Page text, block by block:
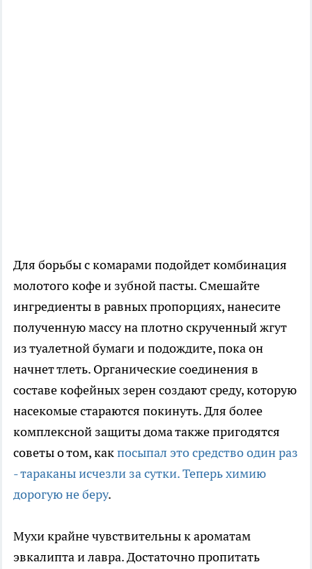
Для борьбы с комарами подойдет комбинация
молотого кофе и зубной пасты. Смешайте
ингредиенты в равных пропорциях, нанесите
полученную массу на плотно скрученный жгут
из туалетной бумаги и подождите, пока он
начнет тлеть. Органические соединения в
составе кофейных зерен создают среду, которую
насекомые стараются покинуть. Для более
комплексной защиты дома также пригодятся
советы о том, какпосыпал это средство один раз
- тараканы исчезли за сутки. Теперь химию
дорогую не беру.
Мухи крайне чувствительны к ароматам
эвкалипта и лавра. Достаточно пропитать